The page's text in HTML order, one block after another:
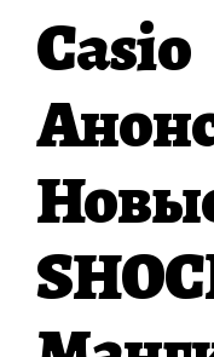
Casio